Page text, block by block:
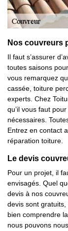
Nos couvreurs
Il faut s’assurer
toutes saisons
vous remarquez
cassée, toiture
experts. Chez
qu’il vous faut
nécessaires.
Entrez en contact
réparation toiture.
Le devis
Pour un projet, il
envisagés. Quel
devis à nos
devis sont
bien comprendre
nous pouvons